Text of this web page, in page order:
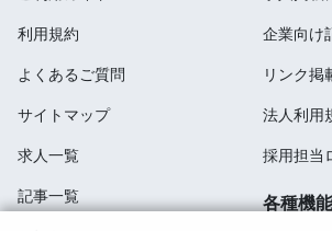
利用規約
よくあるご質問
サイトマップ
求人一覧
記事一覧
企業向け
リンク掲
法人利用
採用担当
各種機能